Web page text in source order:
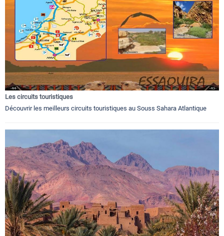
Les circuits touristiques
Découvrir les meilleurs circuits touristiques au Souss Sahara Atlantique